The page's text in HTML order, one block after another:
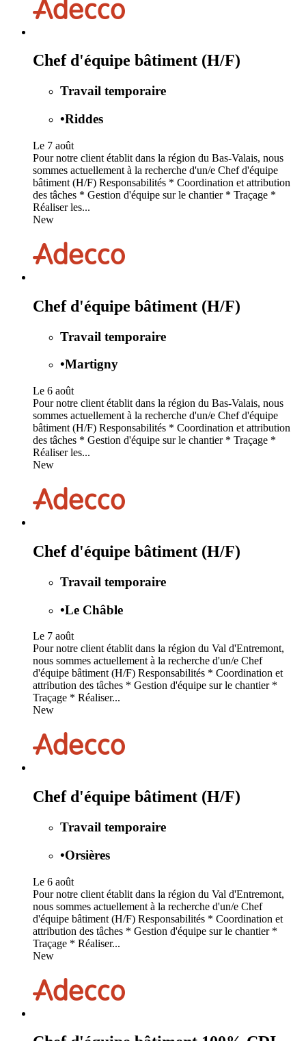
Chef d'équipe bâtiment (H/F)
Travail temporaire
•Riddes
Le 7 août
Pour notre client établit dans la région du Bas-Valais, nous
sommes actuellement à la recherche d'un/e Chef d'équipe
bâtiment (H/F) Responsabilités * Coordination et attribution
des tâches * Gestion d'équipe sur le chantier * Traçage *
Réaliser les...
New
Chef d'équipe bâtiment (H/F)
Travail temporaire
•Martigny
Le 6 août
Pour notre client établit dans la région du Bas-Valais, nous
sommes actuellement à la recherche d'un/e Chef d'équipe
bâtiment (H/F) Responsabilités * Coordination et attribution
des tâches * Gestion d'équipe sur le chantier * Traçage *
Réaliser les...
New
Chef d'équipe bâtiment (H/F)
Travail temporaire
•Le Châble
Le 7 août
Pour notre client établit dans la région du Val d'Entremont,
nous sommes actuellement à la recherche d'un/e Chef
d'équipe bâtiment (H/F) Responsabilités * Coordination et
attribution des tâches * Gestion d'équipe sur le chantier *
Traçage * Réaliser...
New
Chef d'équipe bâtiment (H/F)
Travail temporaire
•Orsières
Le 6 août
Pour notre client établit dans la région du Val d'Entremont,
nous sommes actuellement à la recherche d'un/e Chef
d'équipe bâtiment (H/F) Responsabilités * Coordination et
attribution des tâches * Gestion d'équipe sur le chantier *
Traçage * Réaliser...
New